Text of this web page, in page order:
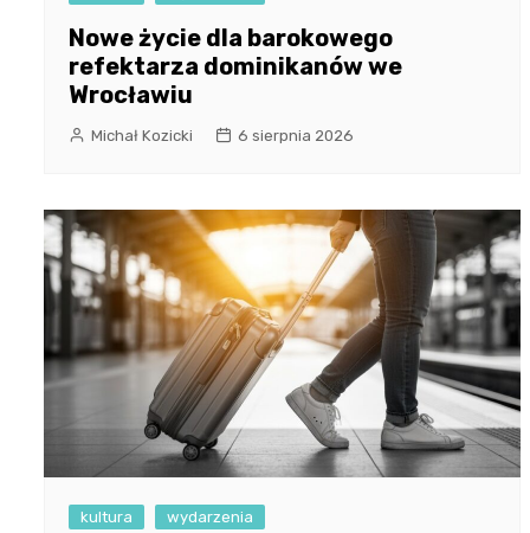
Nowe życie dla barokowego
refektarza dominikanów we
Wrocławiu
Michał Kozicki 6 sierpnia 2026
kultura wydarzenia